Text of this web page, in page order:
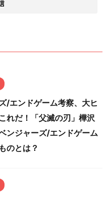
/エンドゲーム考察、大ヒ
れだ！「父滅の刃」樺沢
ンジャーズ/エンドゲーム
のとは？